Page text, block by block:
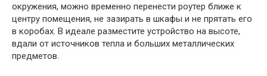
окружения, можно временно перенести роутер ближе к
центру помещения, не зазирать в шкафы и не прятать его
в коробах. В идеале разместите устройство на высоте,
вдали от источников тепла и больших металлических
предметов.